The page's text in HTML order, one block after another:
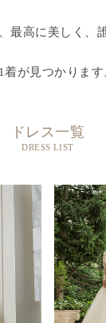
最高に美しく、
が見つかります
ドレス一覧
DRESS LIST